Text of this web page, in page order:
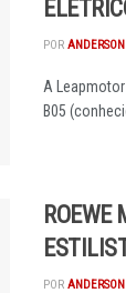
POR
A
B05
POR